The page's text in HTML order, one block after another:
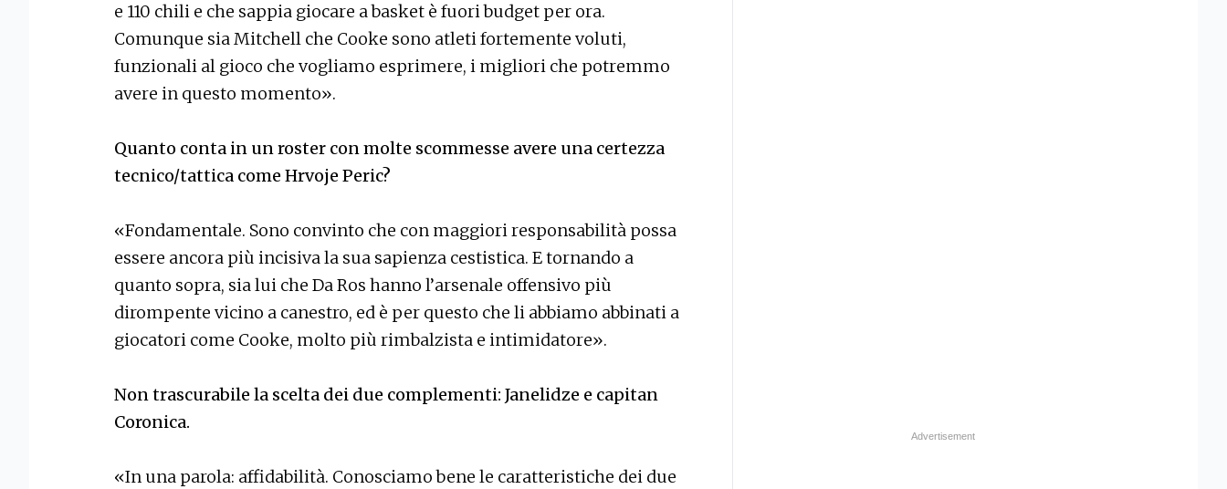
e 110 chili e che sappia giocare a basket è fuori budget per ora.
Comunque sia Mitchell che Cooke sono atleti fortemente voluti,
funzionali al gioco che vogliamo esprimere, i migliori che potremmo
avere in questo momento».
Quanto conta in un roster con molte scommesse avere una certezza
tecnico/tattica come Hrvoje Peric?
«Fondamentale. Sono convinto che con maggiori responsabilità possa
essere ancora più incisiva la sua sapienza cestistica. E tornando a
quanto sopra, sia lui che Da Ros hanno l’arsenale offensivo più
dirompente vicino a canestro, ed è per questo che li abbiamo abbinati a
giocatori come Cooke, molto più rimbalzista e intimidatore».
Non trascurabile la scelta dei due complementi: Janelidze e capitan
Coronica.
«In una parola: affidabilità. Conosciamo bene le caratteristiche dei due